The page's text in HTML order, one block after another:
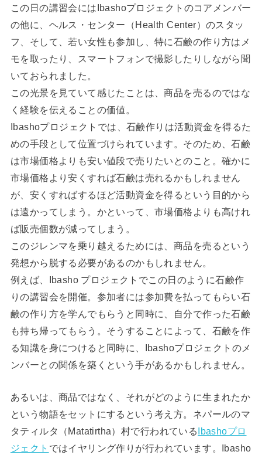
この日の講習会にはIbashoプロジェクトのコアメンバー
の他に、ヘルス・センター（Health Center）のスタッ
フ、そして、若い女性も参加し、特に石鹸の作り方はメ
モを取ったり、スマートフォンで撮影したりしながら聞
いておられました。
この光景を見ていて感じたことは、商品を売るのではな
く経験を伝えることの価値。
Ibashoプロジェクトでは、石鹸作りは活動資金を得るた
めの手段として位置づけられています。そのため、石鹸
は市場価格よりも安い値段で売りたいとのこと。確かに
市場価格より安くすれば石鹸は売れるかもしれません
が、安くすればするほど活動資金を得るという目的から
は遠かってしまう。かといって、市場価格よりも高けれ
ば販売個数が減ってしまう。
このジレンマを乗り越えるためには、商品を売るという
発想から脱する必要があるのかもしれません。
例えば、Ibasho プロジェクトでこの日のように石鹸作
りの講習会を開催。参加者には参加費を払ってもらい石
鹸の作り方を学んでもらうと同時に、自分で作った石鹸
も持ち帰ってもらう。そうすることによって、石鹸を作
る知識を身につけると同時に、Ibashoプロジェクトのメ
ンバーとの関係を築くという手があるかもしれません。
あるいは、商品ではなく、それがどのように生まれたか
という物語をセットにするという考え方。ネパールのマ
タティルタ（Matatirtha）村で行われているIbashoプロ
ジェクト ではイヤリング作りが行われています。Ibasho